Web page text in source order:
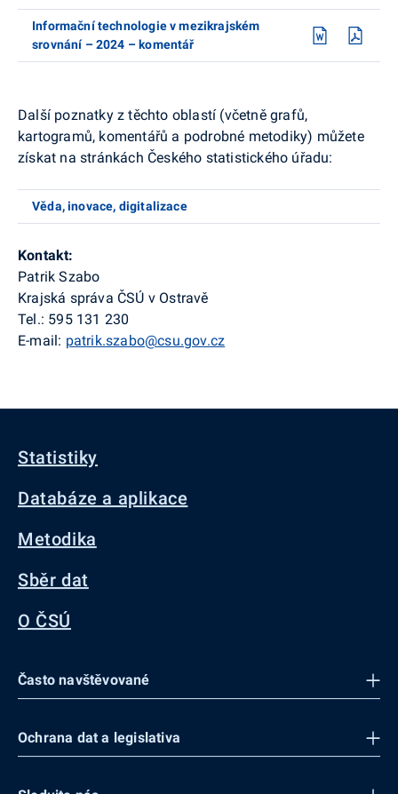
Informační technologie v mezikrajském
srovnání – 2024 – komentář
Další poznatky z těchto oblastí (včetně grafů,
kartogramů, komentářů a podrobné metodiky) můžete
získat na stránkách Českého statistického úřadu:
Věda, inovace, digitalizace
Kontakt:
Patrik Szabo
Krajská správa ČSÚ v Ostravě
Tel.: 595 131 230
E-mail: patrik.szabo@csu.gov.cz
Statistiky
Databáze a aplikace
Metodika
Sběr dat
O ČSÚ
Často navštěvované
Ochrana dat a legislativa